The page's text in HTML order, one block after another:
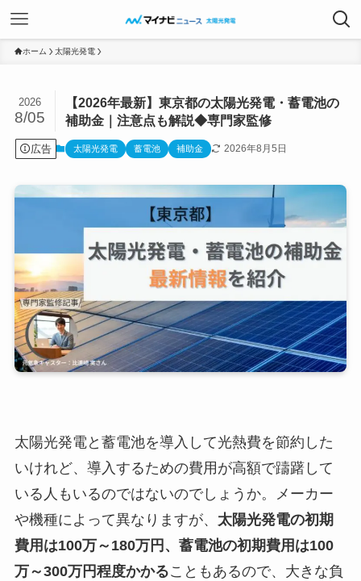
ホーム 太陽光発電
【2026年最新】東京都の太陽光発電・蓄電池の
補助金｜注意点も解説◆専門家監修
2026
8/05
広告 太陽光発電 蓄電池 補助金 2026年8月5日
太陽光発電と蓄電池を導入して光熱費を節約した
いけれど、導入するための費用が高額で躊躇して
いる人もいるのではないのでしょうか。メーカー
や機種によって異なりますが、 太陽光発電の初期
費用は100万～180万円、蓄電池の初期費用は100
万～300万円程度かかることもあるので、大きな負